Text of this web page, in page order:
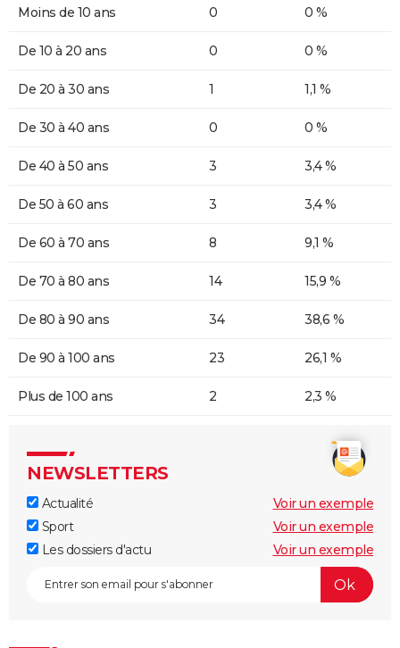
Moins de 10 ans 0 0 %
De 10 à 20 ans 0 0 %
De 20 à 30 ans 1 1,1 %
De 30 à 40 ans 0 0 %
De 40 à 50 ans 3 3,4 %
De 50 à 60 ans 3 3,4 %
De 60 à 70 ans 8 9,1 %
De 70 à 80 ans 14 15,9 %
De 80 à 90 ans 34 38,6 %
De 90 à 100 ans 23 26,1 %
Plus de 100 ans 2 2,3 %
NEWSLETTERS
Actualité
Voir un exemple
Sport
Voir un exemple
Les dossiers d'actu
Voir un exemple